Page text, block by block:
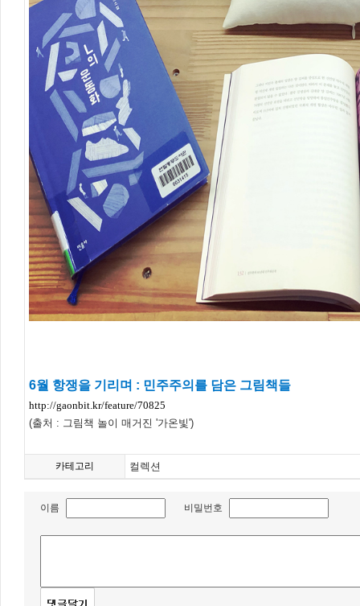
6월 항쟁을 기리며 : 민주주의를 담은 그림책들
http://gaonbit.kr/feature/70825
(출처 : 그림책 놀이 매거진 '가온빛')
카테고리 컬렉션
이름 비밀번호